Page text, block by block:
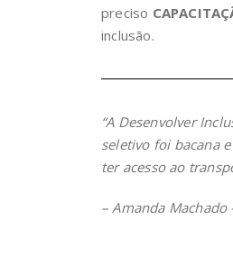
preciso
inclusão.
“A Desenvolver
seletivo foi bacana
ter acesso ao
– Amanda